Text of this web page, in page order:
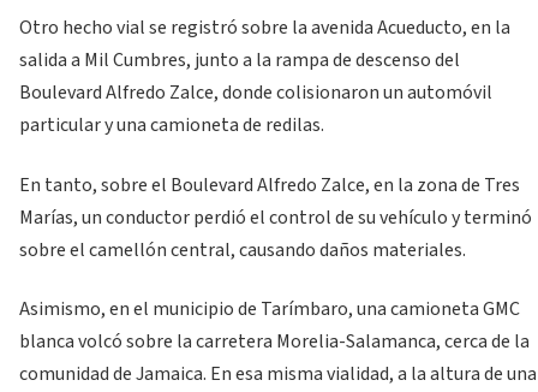
Otro hecho vial se registró sobre la avenida Acueducto, en la
salida a Mil Cumbres, junto a la rampa de descenso del
Boulevard Alfredo Zalce, donde colisionaron un automóvil
particular y una camioneta de redilas.
En tanto, sobre el Boulevard Alfredo Zalce, en la zona de Tres
Marías, un conductor perdió el control de su vehículo y terminó
sobre el camellón central, causando daños materiales.
Asimismo, en el municipio de Tarímbaro, una camioneta GMC
blanca volcó sobre la carretera Morelia-Salamanca, cerca de la
comunidad de Jamaica. En esa misma vialidad, a la altura de una